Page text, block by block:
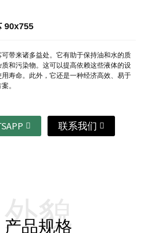
90x755
带来诸多益处。它有助于保持油和水的质
和污染物。这可以提高依赖这些液体的设
寿命。此外，它还是一种经济高效、易于
。
联系我们
产品规格
外貌